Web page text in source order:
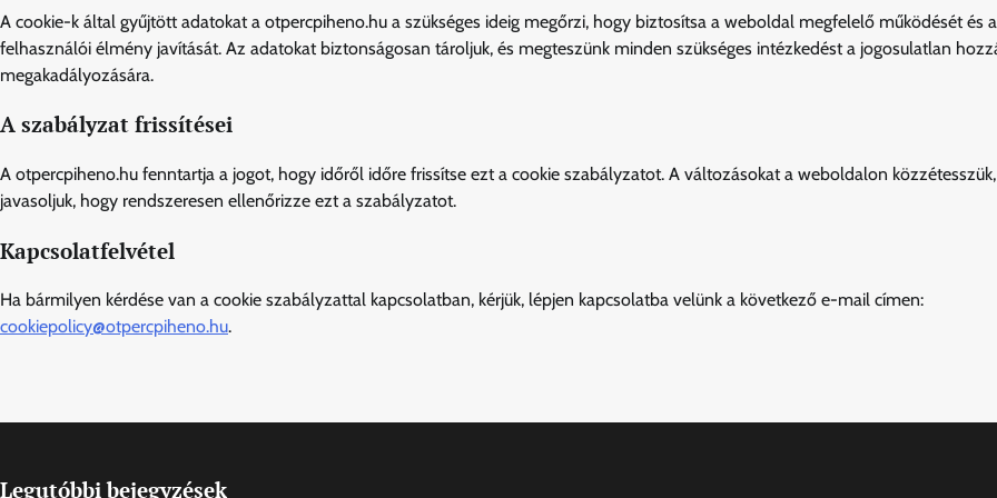
A cookie-k által gyűjtött adatokat a otpercpiheno.hu a szükséges ideig megőrzi, hogy biztosítsa a weboldal megfelelő működését és a
felhasználói élmény javítását. Az adatokat biztonságosan tároljuk, és megteszünk minden szükséges intézkedést a jogosulatlan
megakadályozására.
A szabályzat frissítései
A otpercpiheno.hu fenntartja a jogot, hogy időről időre frissítse ezt a cookie szabályzatot. A változásokat a weboldalon
javasoljuk, hogy rendszeresen ellenőrizze ezt a szabályzatot.
Kapcsolatfelvétel
Ha bármilyen kérdése van a cookie szabályzattal kapcsolatban, kérjük, lépjen kapcsolatba velünk a következő e-mail címen:
cookiepolicy@otpercpiheno.hu.
Legutóbbi bejegyzések